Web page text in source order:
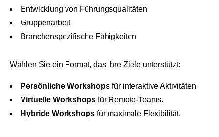
Entwicklung von Führungsqualitäten
Gruppenarbeit
Branchenspezifische Fähigkeiten
Wählen Sie ein Format, das Ihre Ziele unterstützt:
Persönliche Workshops für interaktive Aktivitäten.
Virtuelle Workshops für Remote-Teams.
Hybride Workshops für maximale Flexibilität.